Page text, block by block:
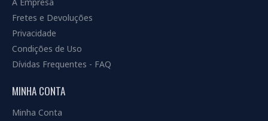
Fretes e Devoluções
Privacidade
Condições de Uso
Dívidas Frequentes - FAQ
MINHA CONTA
Minha Conta